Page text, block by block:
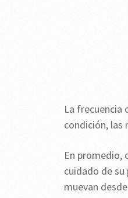
La frecuencia
condición, las
En promedio,
cuidado de su
muevan